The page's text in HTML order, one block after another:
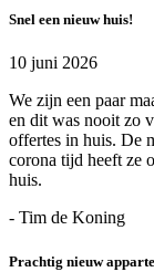
Snel een nieuw huis!
10 juni 2026
We zijn een paar
en dit was nooit zo
offertes in huis. De
corona tijd heeft ze
huis.
- Tim de Koning
Prachtig nieuw